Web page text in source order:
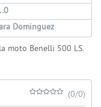
Dominguez
moto Benelli 500 LS.
(0/0)